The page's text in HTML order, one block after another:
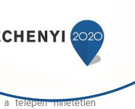
Szeged Városi
az Erőművek
Szennyvíztisztító
én, 15:00 - 17:00,
telepen hihetetlen